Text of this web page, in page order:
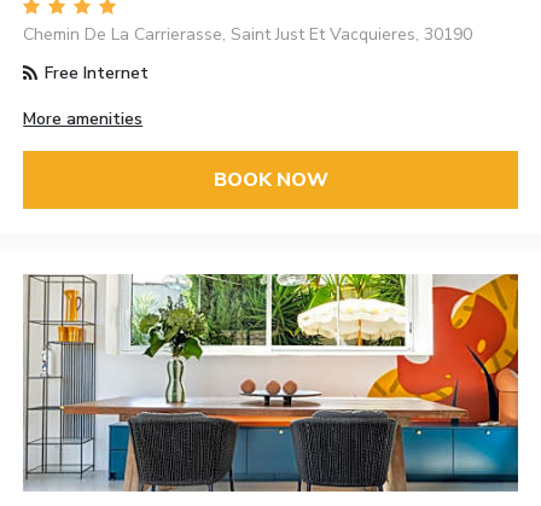
Chemin De La Carrierasse, Saint Just Et Vacquieres, 30190
Free Internet
More amenities
BOOK NOW